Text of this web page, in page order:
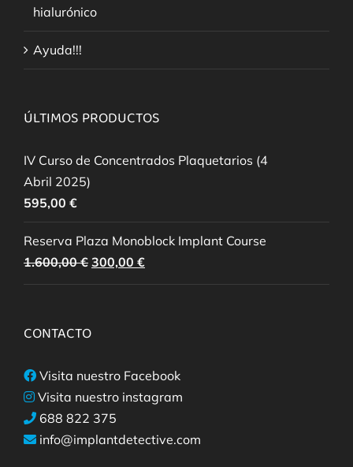
hialurónico
Ayuda!!!
ÚLTIMOS PRODUCTOS
IV Curso de Concentrados Plaquetarios (4
Abril 2025)
595,00 €
Reserva Plaza Monoblock Implant Course
1.600,00€ El
precio
300,00 €El
precio
CONTACTO
Visita nuestro Facebook
Visita nuestro instagram
688 822 375
info@implantdetective.com